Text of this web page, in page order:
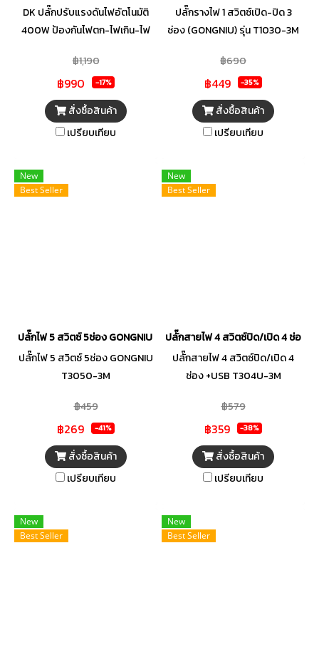
DK ปลั๊กปรับแรงดันไฟอัตโนมัติ
400W ป้องกันไฟตก-ไฟเกิน-ไฟ
฿1,190
฿990 -17%
สั่งซื้อสินค้า
เปรียบเทียบ
ปลั๊กรางไฟ 1 สวิตซ์เปิด-ปิด 3
ช่อง (GONGNIU) รุ่น T1030-3M
฿690
฿449 -35%
สั่งซื้อสินค้า
เปรียบเทียบ
New
Best Seller
ปลั๊กไฟ 5 สวิตซ์ 5ช่อง GONGNIU T3050-3M
ปลั๊กไฟ 5 สวิตซ์ 5ช่อง GONGNIU
T3050-3M
฿459
฿269 -41%
สั่งซื้อสินค้า
เปรียบเทียบ
New
Best Seller
ปลั๊กสายไฟ 4 สวิตซ์ปิด/เปิด 4 ช่อง
ปลั๊กสายไฟ 4 สวิตซ์ปิด/เปิด 4
ช่อง +USB T304U-3M
฿579
฿359 -38%
สั่งซื้อสินค้า
เปรียบเทียบ
New
Best Seller
New
Best Seller